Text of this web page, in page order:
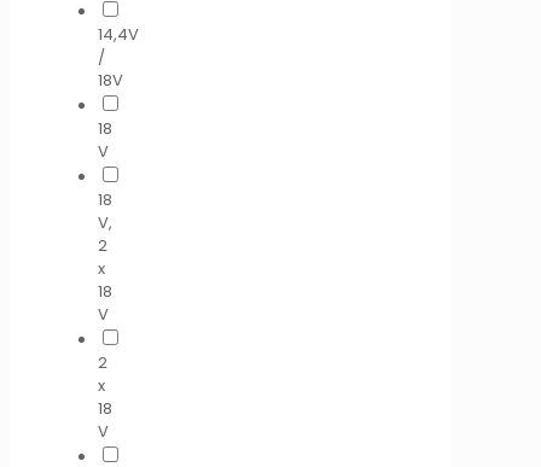
14,4V
/
18V
18
V
18
V,
2
x
18
V
2
x
18
V